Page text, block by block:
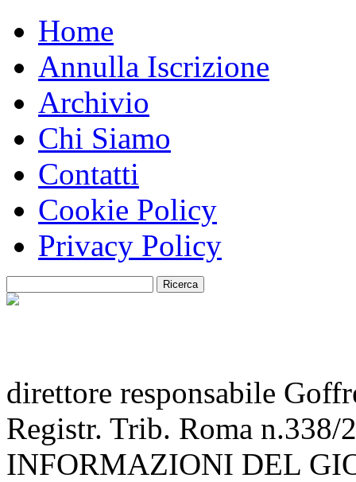
Home
Annulla Iscrizione
Archivio
Chi Siamo
Contatti
Cookie Policy
Privacy Policy
direttore responsabile
Registr. Trib. Roma n.338/
INFORMAZIONI DEL